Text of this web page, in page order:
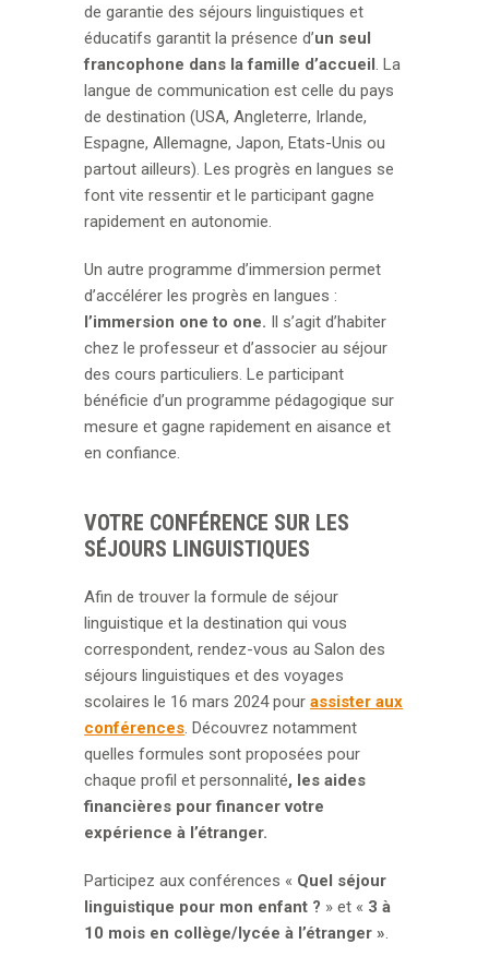
de garantie des séjours linguistiques et
éducatifs garantit la présence d’un seul
francophone dans la famille d’accueil. La
langue de communication est celle du pays
de destination (USA, Angleterre, Irlande,
Espagne, Allemagne, Japon, Etats-Unis ou
partout ailleurs). Les progrès en langues se
font vite ressentir et le participant gagne
rapidement en autonomie.
Un autre programme d’immersion permet
d’accélérer les progrès en langues :
l’immersion one to one. Il s’agit d’habiter
chez le professeur et d’associer au séjour
des cours particuliers. Le participant
bénéficie d’un programme pédagogique sur
mesure et gagne rapidement en aisance et
en confiance.
VOTRE CONFÉRENCE SUR LES
SÉJOURS LINGUISTIQUES
Afin de trouver la formule de séjour
linguistique et la destination qui vous
correspondent, rendez-vous au Salon des
séjours linguistiques et des voyages
scolaires le 16 mars 2024 pourassister aux
conférences. Découvrez notamment
quelles formules sont proposées pour
chaque profil et personnalité, les aides
financières pour financer votre
expérience à l’étranger.
Participez aux conférences « Quel séjour
linguistique pour mon enfant ? » et « 3 à
10 mois en collège/lycée à l’étranger ».